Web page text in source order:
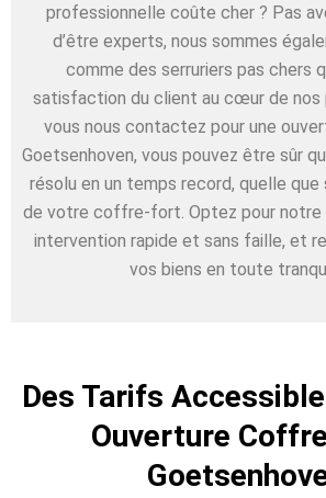
professionnelle coûte cher ? Pas
d’être experts, nous sommes
comme des serruriers pas chers
satisfaction du client au cœur de nos
vous nous contactez pour une
Goetsenhoven, vous pouvez être sûr
résolu en un temps record, quelle
de votre coffre-fort. Optez pour notre
intervention rapide et sans faille, et
vos biens en toute
Des Tarifs
Ouverture